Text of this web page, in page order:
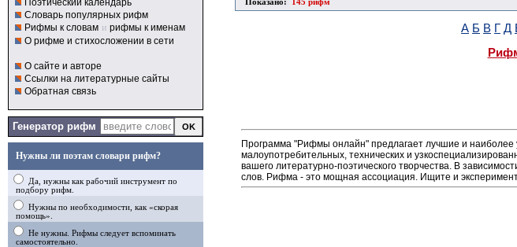
Поэтический календарь
Словарь популярных рифм
Рифмы к словам и рифмы к именам
О рифме и стихосложении в сети
О сайте и авторе
Ссылки на литературные сайты
Обратная связь
Генератор рифм
Нужны ли поэтам словари рифм?
Да, нужны как рабочий инструмент по
подбору рифм.
Нужны по необходимости, как «скорая
помощь».
Не нужны. Рифмы следует вспоминать
самостоятельно.
А Б В Г Д
Программа "Рифмы онлайн" предлагает лучшие и наиболее
малоупотребительных, технических и
вашего литературно-поэтического творчества. В
слов. Рифма - это мощная ассоциация. Ищите и